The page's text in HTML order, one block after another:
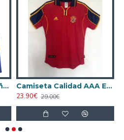
Camiseta Replica España Local Primera Equipación 2024 Niño
Camiseta Calidad AAA España Local 2000 Retro Clasico
23.90€ 29.00€